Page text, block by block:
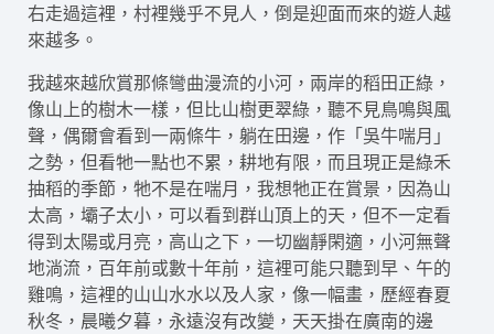
右走過這裡，村裡幾乎不見人，倒是迎面而來的遊人越
來越多。
我越來越欣賞那條彎曲漫流的小河，兩岸的稻田正綠，
像山上的樹木一樣，但比山樹更翠綠，聽不見鳥鳴與風
聲，偶爾會看到一兩條牛，躺在田邊，作「吳牛喘月」
之勢，但看牠一點也不累，耕地有限，而且現正是綠禾
抽稻的季節，牠不是在喘月，我想牠正在賞景，因為山
太高，壩子太小，可以看到群山頂上的天，但不一定看
得到太陽或月亮，高山之下，一切幽靜閑適，小河無聲
地淌流，百年前或數十年前，這裡可能只聽到早、午的
雞鳴，這裡的山山水水以及人家，像一幅畫，歷經春夏
秋冬，晨曦夕暮，永遠沒有改變，天天掛在廣南的邊